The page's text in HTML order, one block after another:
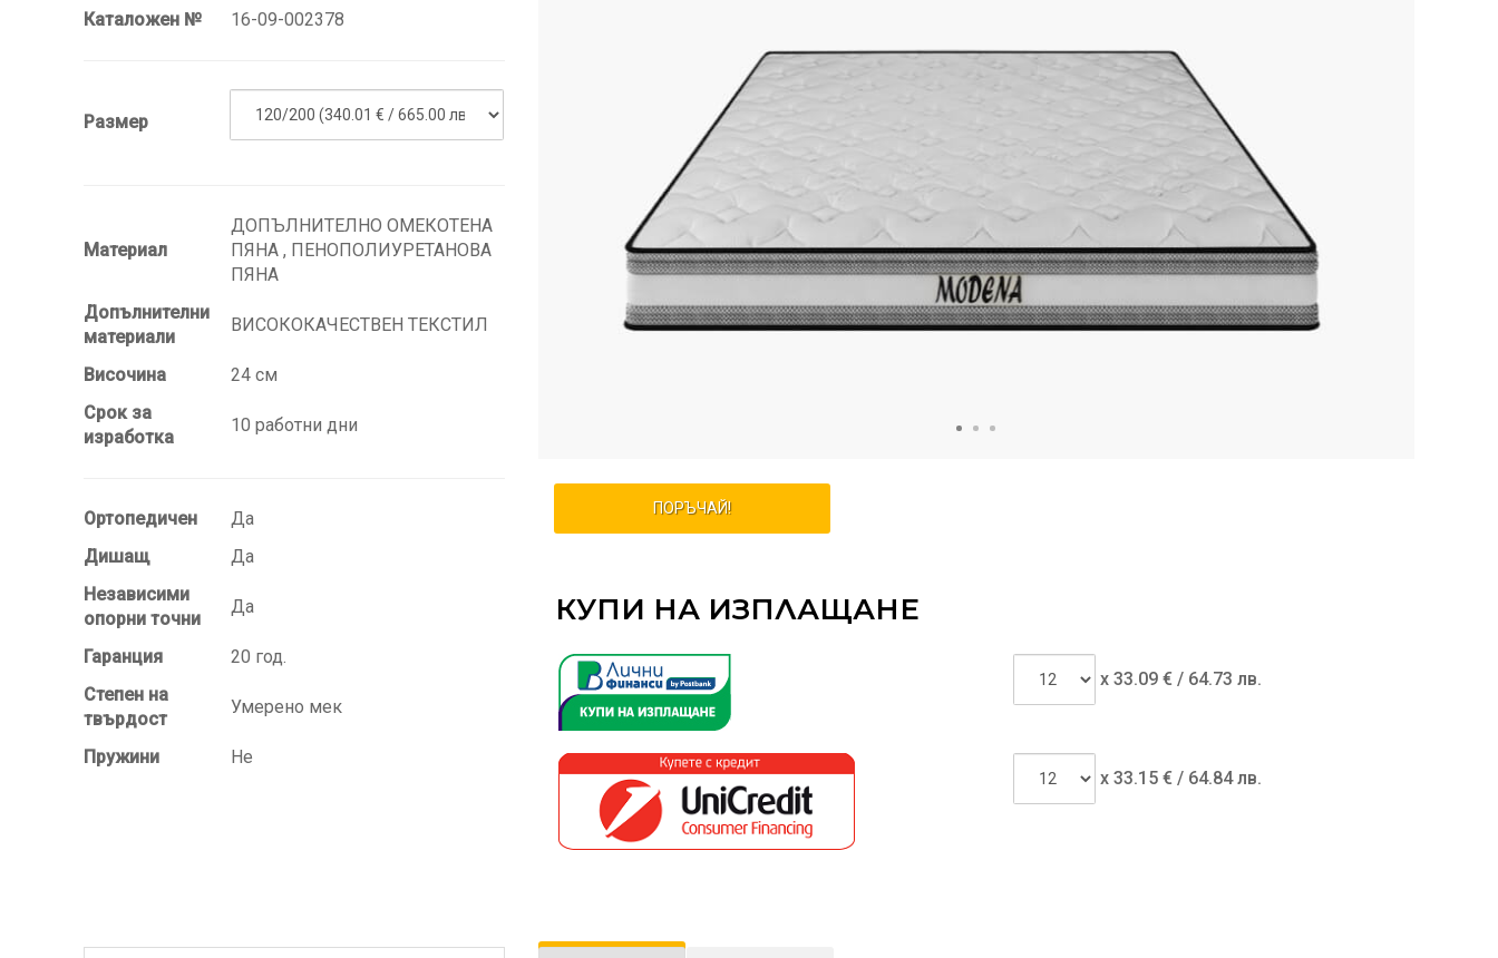
Каталожен № 16-09-002378
Размер
Материал
ДОПЪЛНИТЕЛНО ОМЕКОТЕНА
ПЯНА , ПЕНОПОЛИУРЕТАНОВА
ПЯНА
Допълнителни
материали
ВИСОКОКАЧЕСТВЕН ТЕКСТИЛ
Височина
24 см
Срок за
изработка
10 работни дни
Ортопедичен
Да
Дишащ
Да
Независими
опорни точни
Да
Гаранция
20 год.
Степен на
твърдост
Умерено мек
Пружини Не
ПОРЪЧАЙ!
КУПИ НА ИЗПЛАЩАНЕ
x 33.09€ / 64.73 лв.
x 33.15€ / 64.84 лв.